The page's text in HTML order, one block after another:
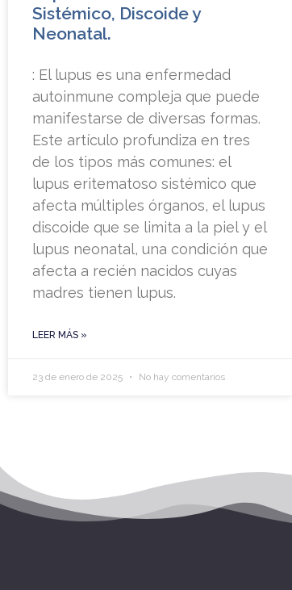
Sistémico, Discoide y
Neonatal.
: El lupus es una enfermedad
autoinmune compleja que puede
manifestarse de diversas formas.
Este artículo profundiza en tres
de los tipos más comunes: el
lupus eritematoso sistémico que
afecta múltiples órganos, el lupus
discoide que se limita a la piel y el
lupus neonatal, una condición que
afecta a recién nacidos cuyas
madres tienen lupus.
LEER MÁS »
23 de enero de 2025 No hay comentarios